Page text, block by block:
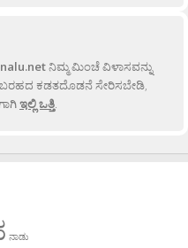
ನಿಮ್ಮ ಮಿಂಚೆ ವಿಳಾಸವನ್ನು
ಬರಹದ ಕಡತದೊಡನೆ ಸೇರಿಸಬೇಡಿ,
ಇಲ್ಲಿ ಒತ್ತಿ
ನಾಡು